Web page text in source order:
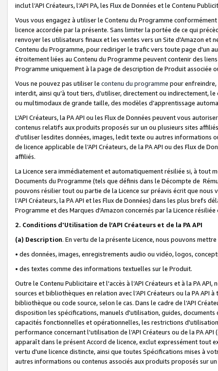
inclut l’API Créateurs, l’API PA, les Flux de Données et le Contenu
Vous vous engagez à utiliser le Contenu du Programme
licence accordée par la présente. Sans limiter la portée de ce qui
renvoyer les utilisateurs finaux et les ventes vers un Site d'Amazon et
Contenu du Programme, pour rediriger le trafic vers toute page d'un
étroitement liées au Contenu du Programme peuvent contenir des
Programme uniquement à la page de description de Produit associée
Vous ne pouvez pas utiliser le contenu du programme pour
interdit, ainsi qu’à tout tiers, d’utiliser, directement ou indirectement,
ou multimodaux de grande taille, des modèles d’apprentissage
L’API Créateurs, la PA API ou les Flux de Données peuvent vous
contenus relatifs aux produits proposés sur un ou plusieurs sites
d'utiliser lesdites données, images, ledit texte ou autres informations
de licence applicable de l’API Créateurs, de la PA API ou des Flux de
affiliés.
La Licence sera immédiatement et automatiquement résiliée si, à
Documents du Programme (tels que définis dans le Décompte de
pouvons résilier tout ou partie de la Licence sur préavis écrit que
l’API Créateurs, la PA API et les Flux de Données) dans les plus
Programme et des Marques d'Amazon concernés par la Licence
2. Conditions d'Utilisation de l’API Créateurs et de la PA API
(a) Description. En vertu de la présente Licence, nous pouvons
• des données, images, enregistrements audio ou vidéo, logos,
• des textes comme des informations textuelles sur le Produit.
Outre le Contenu Publicitaire et l'accès à l’API Créateurs et à la PA
sources et bibliothèques en relation avec l’API Créateurs ou la PA
bibliothèque ou code source, selon le cas. Dans le cadre de l’API
disposition les spécifications, manuels d'utilisation, guides,
capacités fonctionnelles et opérationnelles, les restrictions
performance concernant l'utilisation de l’API Créateurs ou de la PA
apparaît dans le présent Accord de licence, exclut expressément tout
vertu d'une licence distincte, ainsi que toutes Spécifications mises à
autres informations ou contenus associés aux produits proposés sur